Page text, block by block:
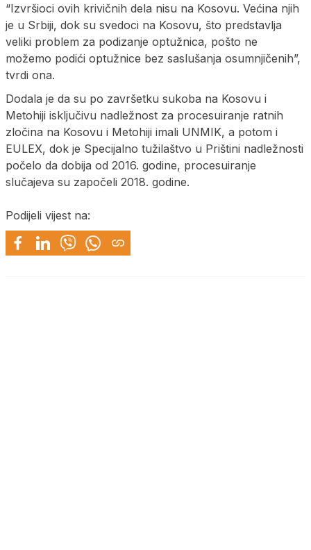
“Izvršioci ovih krivičnih dela nisu na Kosovu. Većina njih
je u Srbiji, dok su svedoci na Kosovu, što predstavlja
veliki problem za podizanje optužnica, pošto ne
možemo podići optužnice bez saslušanja osumnjičenih”,
tvrdi ona.
Dodala je da su po završetku sukoba na Kosovu i
Metohiji isključivu nadležnost za procesuiranje ratnih
zločina na Kosovu i Metohiji imali UNMIK, a potom i
EULEX, dok je Specijalno tužilaštvo u Prištini nadležnosti
počelo da dobija od 2016. godine, procesuiranje
slučajeva su započeli 2018. godine.
Podijeli vijest na: